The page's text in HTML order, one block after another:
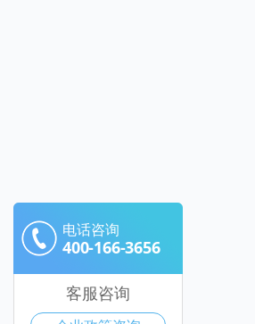
电话咨询
400-166-3656
客服咨询